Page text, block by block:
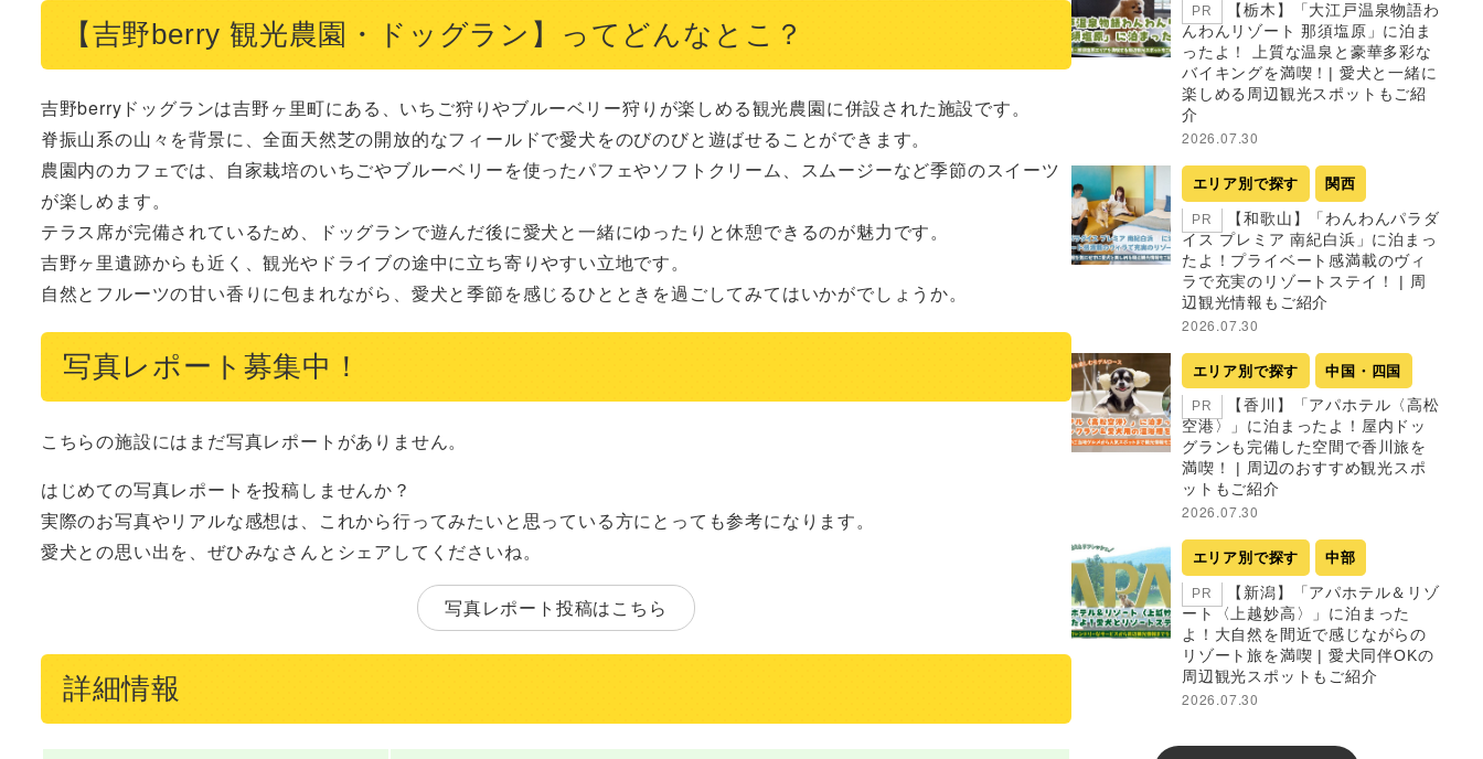
【吉野berry 観光農園・ドッグラン】ってどんなとこ？
吉野berryドッグランは吉野ヶ里町にある、いちご狩りやブルーベリー狩りが楽しめる観光農園に併設された施設です。
脊振山系の山々を背景に、全面天然芝の開放的なフィールドで愛犬をのびのびと遊ばせることができます。
農園内のカフェでは、自家栽培のいちごやブルーベリーを使ったパフェやソフトクリーム、スムージーなど季節のスイーツ
が楽しめます。
テラス席が完備されているため、ドッグランで遊んだ後に愛犬と一緒にゆったりと休憩できるのが魅力です。
吉野ヶ里遺跡からも近く、観光やドライブの途中に立ち寄りやすい立地です。
自然とフルーツの甘い香りに包まれながら、愛犬と季節を感じるひとときを過ごしてみてはいかがでしょうか。
写真レポート募集中！
こちらの施設にはまだ写真レポートがありません。
はじめての写真レポートを投稿しませんか？
実際のお写真やリアルな感想は、これから行ってみたいと思っている方にとっても参考になります。
愛犬との思い出を、ぜひみなさんとシェアしてくださいね。
写真レポート投稿はこちら
詳細情報
PR
【栃木】「大江戸温泉物語わ
んわんリゾート 那須塩原」に泊ま
ったよ！ 上質な温泉と豪華多彩な
バイキングを満喫！| 愛犬と一緒に
楽しめる周辺観光スポットもご紹
介
2026.07.30
エリア別で探す 関西
PR
【和歌山】「わんわんパラダ
イス プレミア 南紀白浜」に泊まっ
たよ！プライベート感満載のヴィ
ラで充実のリゾートステイ！ | 周
辺観光情報もご紹介
2026.07.30
エリア別で探す 中国・四国
PR
【香川】「アパホテル〈高松
空港〉」に泊まったよ！屋内ドッ
グランも完備した空間で香川旅を
満喫！ | 周辺のおすすめ観光スポ
ットもご紹介
2026.07.30
エリア別で探す 中部
PR
【新潟】「アパホテル＆リゾ
ート〈上越妙高〉」に泊まった
よ！大自然を間近で感じながらの
リゾート旅を満喫 | 愛犬同伴OKの
周辺観光スポットもご紹介
2026.07.30